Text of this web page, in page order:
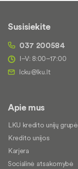
Susisiekite
037 200584
I–V: 8:00–17:00
Apie mus
LKU kredito unijų grupė
Kredito unijos
Karjera
Socialinė atsakomybė